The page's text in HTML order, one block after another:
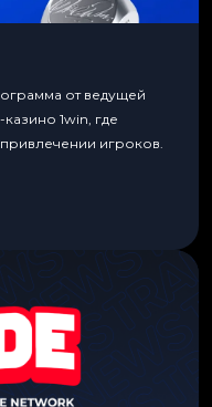
от ведущей
1win, где
игроков.